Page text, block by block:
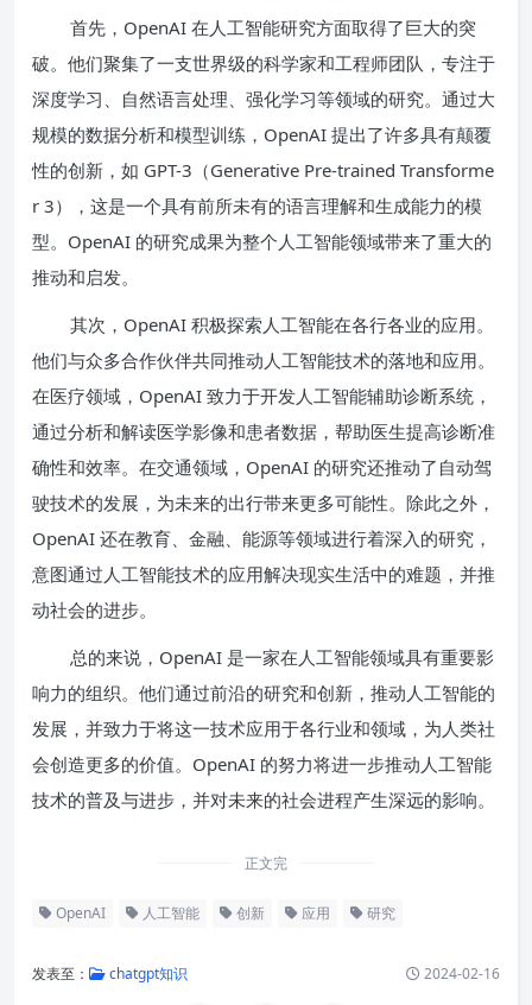
首先，OpenAI 在人工智能研究方面取得了巨大的突
破。他们聚集了一支世界级的科学家和工程师团队，专注于
深度学习、自然语言处理、强化学习等领域的研究。通过大
规模的数据分析和模型训练，OpenAI 提出了许多具有颠覆
性的创新，如 GPT-3（Generative Pre-trained Transforme
r 3），这是一个具有前所未有的语言理解和生成能力的模
型。OpenAI 的研究成果为整个人工智能领域带来了重大的
推动和启发。
其次，OpenAI 积极探索人工智能在各行各业的应用。
他们与众多合作伙伴共同推动人工智能技术的落地和应用。
在医疗领域，OpenAI 致力于开发人工智能辅助诊断系统，
通过分析和解读医学影像和患者数据，帮助医生提高诊断准
确性和效率。在交通领域，OpenAI 的研究还推动了自动驾
驶技术的发展，为未来的出行带来更多可能性。除此之外，
OpenAI 还在教育、金融、能源等领域进行着深入的研究，
意图通过人工智能技术的应用解决现实生活中的难题，并推
动社会的进步。
总的来说，OpenAI 是一家在人工智能领域具有重要影
响力的组织。他们通过前沿的研究和创新，推动人工智能的
发展，并致力于将这一技术应用于各行业和领域，为人类社
会创造更多的价值。OpenAI 的努力将进一步推动人工智能
技术的普及与进步，并对未来的社会进程产生深远的影响。
正文完
OpenAI 人工智能 创新 应用 研究
发表至： chatgpt知识 2024-02-16